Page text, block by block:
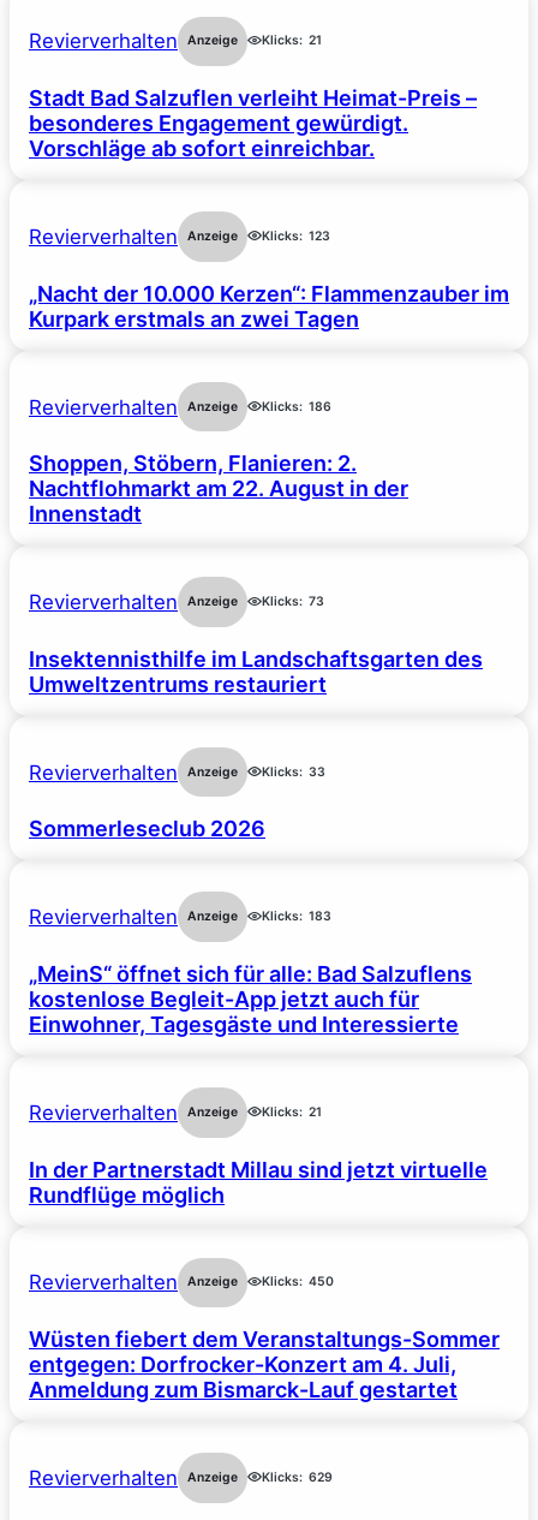
Revierverhalten Anzeige Klicks: 21
Stadt Bad Salzuflen verleiht Heimat-Preis –
besonderes Engagement gewürdigt.
Vorschläge ab sofort einreichbar.
Revierverhalten Anzeige Klicks: 123
„Nacht der 10.000 Kerzen“: Flammenzauber im
Kurpark erstmals an zwei Tagen
Revierverhalten Anzeige Klicks: 186
Shoppen, Stöbern, Flanieren: 2.
Nachtflohmarkt am 22. August in der
Innenstadt
Revierverhalten Anzeige Klicks: 73
Insektennisthilfe im Landschaftsgarten des
Umweltzentrums restauriert
Revierverhalten Anzeige Klicks: 33
Sommerleseclub 2026
Revierverhalten Anzeige Klicks: 183
„MeinS“ öffnet sich für alle: Bad Salzuflens
kostenlose Begleit-App jetzt auch für
Einwohner, Tagesgäste und Interessierte
Revierverhalten Anzeige Klicks: 21
In der Partnerstadt Millau sind jetzt virtuelle
Rundflüge möglich
Revierverhalten Anzeige Klicks: 450
Wüsten fiebert dem Veranstaltungs-Sommer
entgegen: Dorfrocker-Konzert am 4. Juli,
Anmeldung zum Bismarck-Lauf gestartet
Revierverhalten Anzeige Klicks: 629